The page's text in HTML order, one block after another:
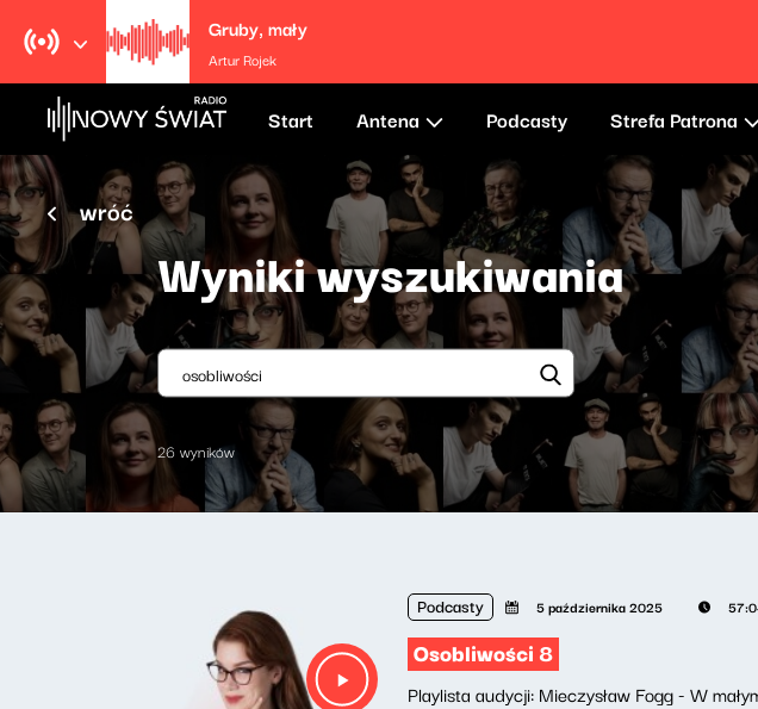
Gruby, mały
Artur Rojek
Start Antena Podcasty Strefa Patrona
wróć
Wyniki wyszukiwania
26 wyników
Podcasty 5 października 2025
Osobliwości 8
Playlista audycji: Mieczysław Fogg - W